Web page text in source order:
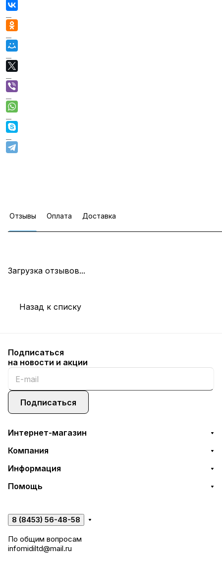
Отзывы Оплата Доставка
Загрузка отзывов...
Назад к списку
Подписаться
на новости и акции
Подписаться
Интернет-магазин
Компания
Информация
Помощь
8 (8453) 56-48-58
По общим вопросам
infomidiltd@mail.ru